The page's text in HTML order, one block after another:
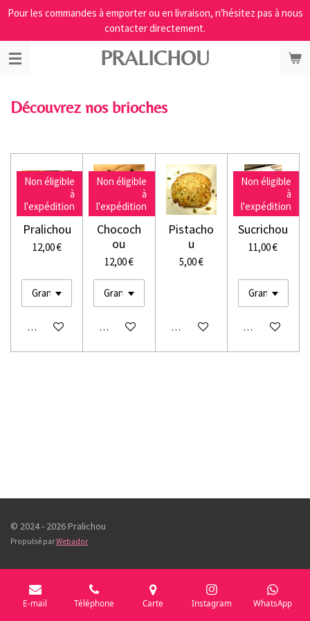
Passer
contenu
principal
PRALICHOU
Pour les commandes à emporter ou en livraison, n'hésitez pas à nous
contacter directement.
Découvrez nos brioches
Non éligible
à
l'expédition
Pralichou
12,00 €
Ajouter au panier
Non éligible
à
l'expédition
Chococh
ou
12,00 €
Ajouter au panier
Pistacho
u
5,00 €
Ajouter au panier
Non éligible
à
l'expédition
Sucrichou
11,00 €
Ajouter au
© 2024 - 2026 Pralichou
Propulsé parWebador
E-mail Téléphone Carte Instagram WhatsApp